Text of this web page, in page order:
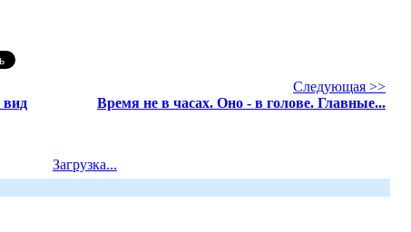
вид
Следующая >>
Время не в часах. Оно - в голове. Главные...
Загрузка...